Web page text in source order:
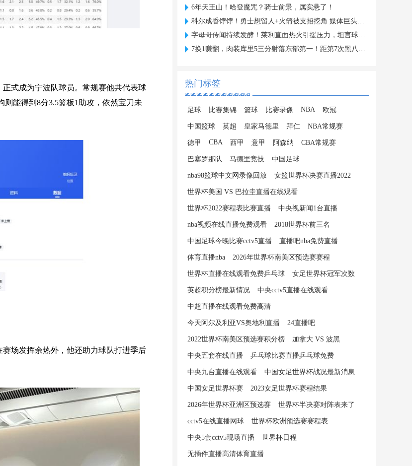
式成为宁波队球员。常规赛他共代表球
则能得到8分3.5篮板1助攻，依然宝刀未
场发挥余热外，他还助力球队打进季后
6年天王山！哈登魔咒？骑士前景，属实悬了！
科尔成香饽饽！勇士想留人+火箭被支招挖角 媒体巨头也抛来橄榄枝
字母哥传闻持续发酵！莱利直面热火引援压力，坦言球队致命短板
7换1赚翻，肉装库里5三分射落东部第一！距第7次黑八奇迹仅差一步
热门标签
足球 比赛集锦 篮球 比赛录像 NBA 欧冠
中国篮球 英超 皇家马德里 拜仁 NBA常规赛
德甲 CBA 西甲 意甲 阿森纳 CBA常规赛
巴塞罗那队 马德里竞技 中国足球
nba98篮球中文网录像回放 女篮世界杯决赛直播2022
世界杯美国 VS 巴拉圭直播在线观看
世界杯2022赛程表比赛直播 中央视新闻1台直播
nba视频在线直播免费观看 2018世界杯前三名
中国足球今晚比赛cctv5直播 直播吧nba免费直播
体育直播nba 2026年世界杯南美区预选赛赛程
世界杯直播在线观看免费乒乓球 女足世界杯冠军次数
英超积分榜最新情况 中央cctv5直播在线观看
中超直播在线观看免费高清
今天阿尔及利亚VS奥地利直播 24直播吧
2022世界杯南美区预选赛积分榜 加拿大 VS 波黑
中央五套在线直播 乒乓球比赛直播乒乓球免费
中央九台直播在线观看 中国女足世界杯战况最新消息
中国女足世界杯赛 2023女足世界杯赛程结果
2026年世界杯亚洲区预选赛 世界杯半决赛对阵表来了
cctv5在线直播网球 世界杯欧洲预选赛赛程表
中央5套cctv5现场直播 世界杯日程
无插件直播高清体育直播